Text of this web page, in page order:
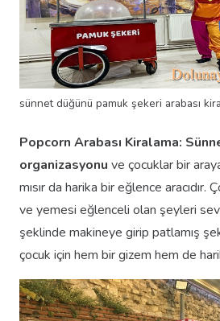
sünnet düğünü pamuk şekeri arabası
Popcorn Arabası Kiralama:
organizasyonu ve çocuklar bir
mısır da harika bir eğlence aracıdır.
ve yemesi eğlenceli olan şeyleri
şeklinde makineye girip patlamış
çocuk için hem bir gizem hem de